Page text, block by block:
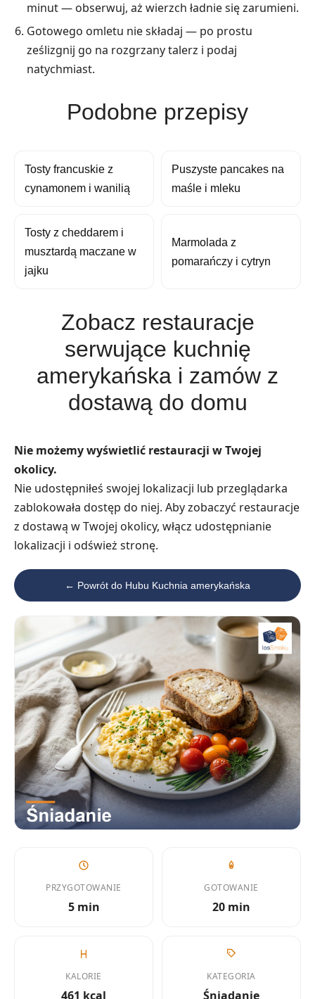
minut — obserwuj, aż wierzch ładnie się zarumieni.
Gotowego omletu nie składaj — po prostu
ześlizgnij go na rozgrzany talerz i podaj
natychmiast.
Podobne przepisy
Tosty francuskie z
cynamonem i wanilią
Puszyste pancakes na
maśle i mleku
Tosty z cheddarem i
musztardą maczane w
jajku
Marmolada z
pomarańczy i cytryn
Zobacz restauracje
serwujące kuchnię
amerykańska i zamów z
dostawą do domu
Nie możemy wyświetlić restauracji w Twojej
okolicy.
Nie udostępniłeś swojej lokalizacji lub przeglądarka
zablokowała dostęp do niej. Aby zobaczyć restauracje
z dostawą w Twojej okolicy, włącz udostępnianie
lokalizacji i odśwież stronę.
← Powrót do Hubu Kuchnia amerykańska
PRZYGOTOWANIE
5 min
GOTOWANIE
20 min
KALORIE
461 kcal
KATEGORIA
Śniadanie